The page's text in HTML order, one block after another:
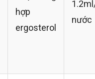
hợp
ergosterol
nước